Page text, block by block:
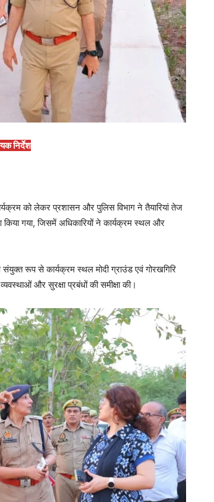
निर्देश
को लेकर प्रशासन और पुलिस विभाग ने तैयारियां तेज
किया गया, जिसमें अधिकारियों ने कार्यक्रम स्थल और
संयुक्त रूप से कार्यक्रम स्थल मोदी ग्राउंड एवं गोरखगिरि
और सुरक्षा प्रबंधों की समीक्षा की।